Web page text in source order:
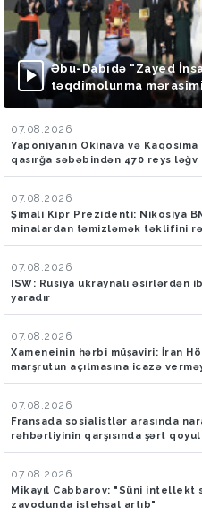
Əbu-Dabidə “Zayed
təqdimolunma
07.08.2026
Yaponiyanın Okinava və
qasırğa səbəbindən 470 reys
07.08.2026
Şimali Kipr Prezidenti: Nikosiya
minalardan təmizləmək təklifini
07.08.2026
ISW: Rusiya ukraynalı əsirlərdən
yaradır
07.08.2026
Xameneinin hərbi müşaviri: İran
marşrutun açılmasına icazə
07.08.2026
Fransada sosialistlər arasında
rəhbərliyinin qarşısında şərt
07.08.2026
Mikayıl Cabbarov: "Süni intellekt
zavodunda istehsal artıb"